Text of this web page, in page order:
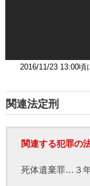
2016/11/23 13:00頃
関連法定刑
関連する犯罪の
死体遺棄罪…３